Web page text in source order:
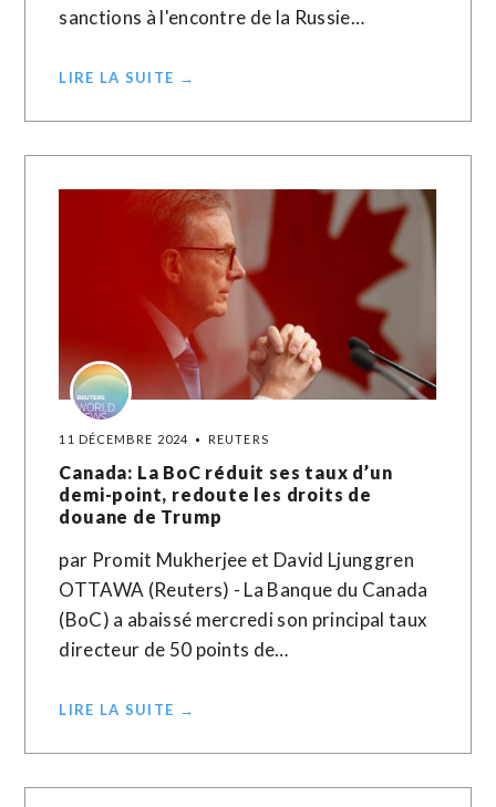
sanctions à l'encontre de la Russie…
LIRE LA SUITE →
11 DÉCEMBRE 2024 REUTERS
Canada: La BoC réduit ses taux d’un
demi-point, redoute les droits de
douane de Trump
par Promit Mukherjee et David Ljunggren
OTTAWA (Reuters) - La Banque du Canada
(BoC) a abaissé mercredi son principal taux
directeur de 50 points de…
LIRE LA SUITE →